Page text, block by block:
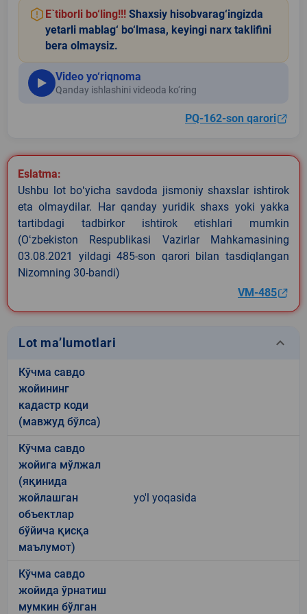
E`tiborli bo‘ling!!! Shaxsiy hisobvarag‘ingizda
yetarli mablag‘ bo‘lmasa, keyingi narx taklifini
bera olmaysiz.
Video yo‘riqnoma
Qanday ishlashini videoda ko‘ring
PQ-162-son qarori
Eslatma:
Ushbu lot boʻyicha savdoda jismoniy shaxslar ishtirok
eta olmaydilar. Har qanday yuridik shaxs yoki yakka
tartibdagi tadbirkor ishtirok etishlari mumkin
(Oʻzbekiston Respublikasi Vazirlar Mahkamasining
03.08.2021 yildagi 485-son qarori bilan tasdiqlangan
Nizomning 30-bandi)
VM-485
Lot ma’lumotlari keyboard_arrow_down
Кўчма савдо
жойининг
кадастр коди
(мавжуд бўлса)
Кўчма савдо
жойига мўлжал
(яқинида
жойлашган
объектлар
бўйича қисқа
маълумот)
yo'l yoqasida
Кўчма савдо
жойида ўрнатиш
мумкин бўлган